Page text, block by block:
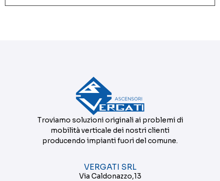
Troviamo soluzioni originali ai problemi di
mobilità verticale dei nostri clienti
producendo impianti fuori del comune.
VERGATI SRL
Via Caldonazzo,13